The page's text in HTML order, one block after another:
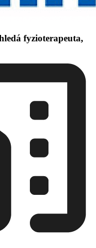
fyzioterapeuta,